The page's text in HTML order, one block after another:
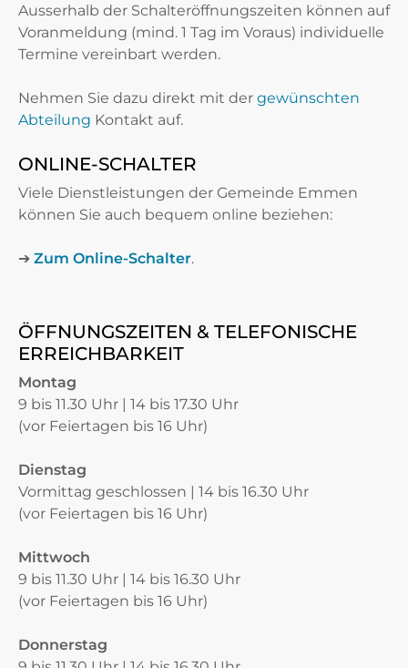
Ausserhalb der Schalteröffnungszeiten können auf
Voranmeldung (mind. 1 Tag im Voraus) individuelle
Termine vereinbart werden.
Nehmen Sie dazu direkt mit der gewünschten
Abteilung Kontakt auf.
ONLINE-SCHALTER
Viele Dienstleistungen der Gemeinde Emmen
können Sie auch bequem online beziehen:
➔ Zum Online-Schalter.
ÖFFNUNGSZEITEN & TELEFONISCHE
ERREICHBARKEIT
Montag
9 bis 11.30 Uhr | 14 bis 17.30 Uhr
(vor Feiertagen bis 16 Uhr)
Dienstag
Vormittag geschlossen | 14 bis 16.30 Uhr
(vor Feiertagen bis 16 Uhr)
Mittwoch
9 bis 11.30 Uhr | 14 bis 16.30 Uhr
(vor Feiertagen bis 16 Uhr)
Donnerstag